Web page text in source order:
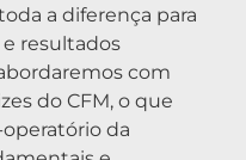
a diferença para
e resultados
com
do CFM, o que
da